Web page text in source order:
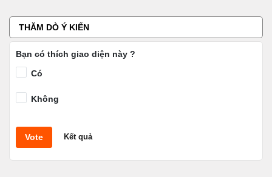
THĂM DÒ Ý KIẾN
Bạn có thích giao diện này ?
Có
Không
Vote Kết quả